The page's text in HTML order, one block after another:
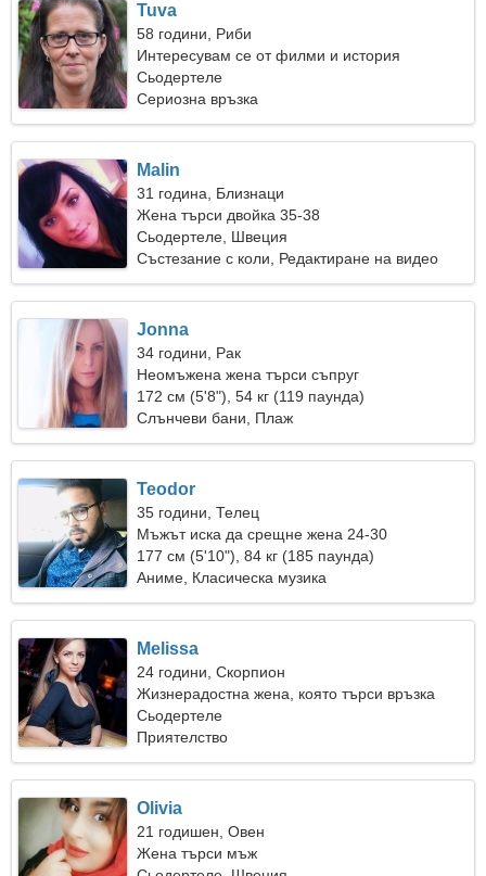
Tuva
58 години, Риби
Интересувам се от филми и история
Сьодертеле
Сериозна връзка
Malin
31 година, Близнаци
Жена търси двойка 35-38
Сьодертеле, Швеция
Състезание с коли, Редактиране на видео
Jonna
34 години, Рак
Неомъжена жена търси съпруг
172 см (5'8"), 54 кг (119 паунда)
Слънчеви бани, Плаж
Teodor
35 години, Телец
Мъжът иска да срещне жена 24-30
177 см (5'10"), 84 кг (185 паунда)
Аниме, Класическа музика
Melissa
24 години, Скорпион
Жизнерадостна жена, която търси връзка
Сьодертеле
Приятелство
Olivia
21 годишен, Овен
Жена търси мъж